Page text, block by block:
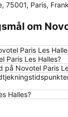
Ville
18 Arrondissement
Canal Saint
11
8
Triumfbuen
10
75001, Paris,
om
Paris Les
Paris Les Halles?
på Novotel Paris
Halles?